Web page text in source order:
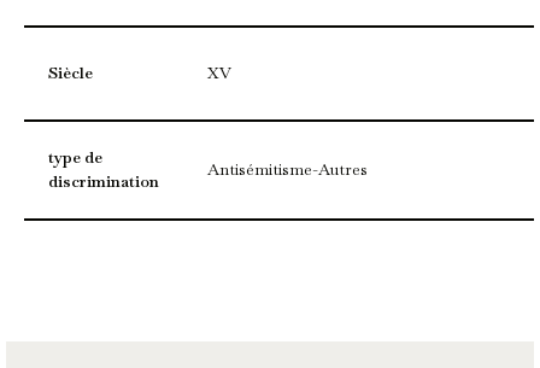
Siècle XV
type de
discrimination
Antisémitisme-Autres